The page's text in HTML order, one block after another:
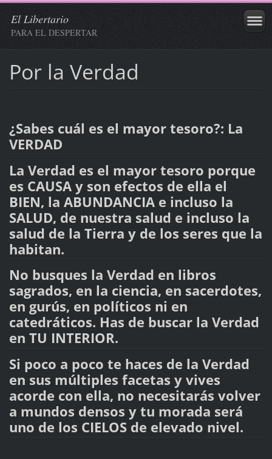
El Libertario
PARA EL DESPERTAR
Por la Verdad
¿Sabes cuál es el mayor tesoro?: La
VERDAD
La Verdad es el mayor tesoro porque
es CAUSA y son efectos de ella el
BIEN, la ABUNDANCIA e incluso la
SALUD, de nuestra salud e incluso la
salud de la Tierra y de los seres que la
habitan.
No busques la Verdad en libros
sagrados, en la ciencia, en sacerdotes,
en gurús, en políticos ni en
catedráticos. Has de buscar la Verdad
en TU INTERIOR.
Si poco a poco te haces de la Verdad
en sus múltiples facetas y vives
acorde con ella, no necesitarás volver
a mundos densos y tu morada será
uno de los CIELOS de elevado nivel.